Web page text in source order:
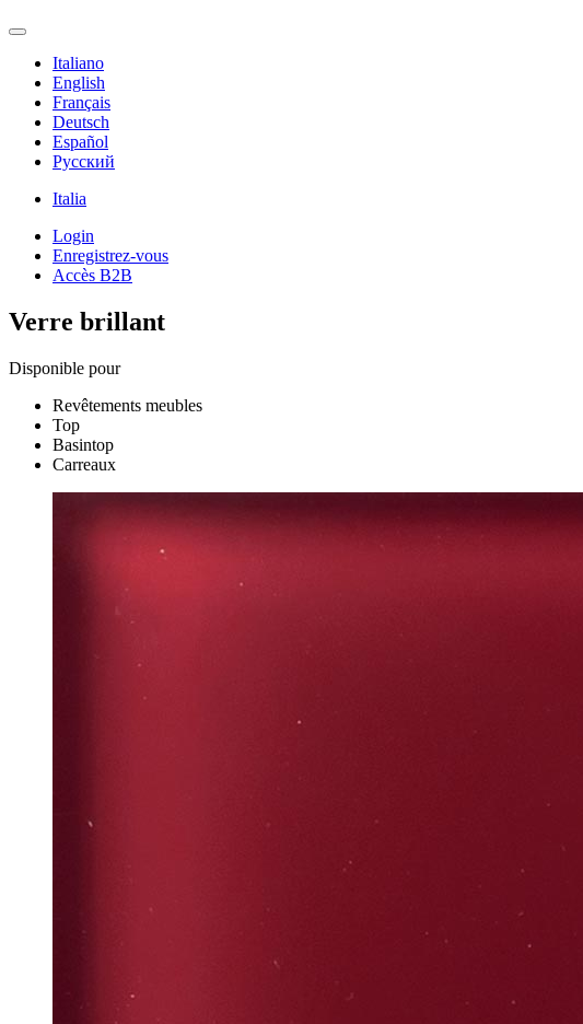
Italiano
English
Français
Deutsch
Español
Pусский
Italia
Login
Enregistrez-vous
Accès B2B
Verre brillant
Disponible pour
Revêtements meubles
Top
Basintop
Carreaux